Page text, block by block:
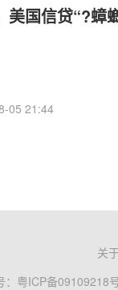
美国信贷“?蟑
05 21:44
关
粤ICP备09109218